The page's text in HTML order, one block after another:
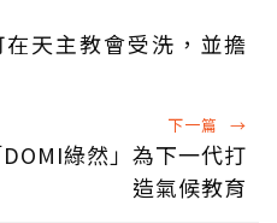
天主教會受洗，並擔
下一篇 →
綠然」為下一代打
造氣候教育